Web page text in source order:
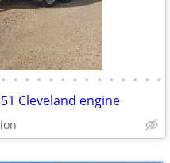
• • • • • • • • • • • • • •
Cleveland engine